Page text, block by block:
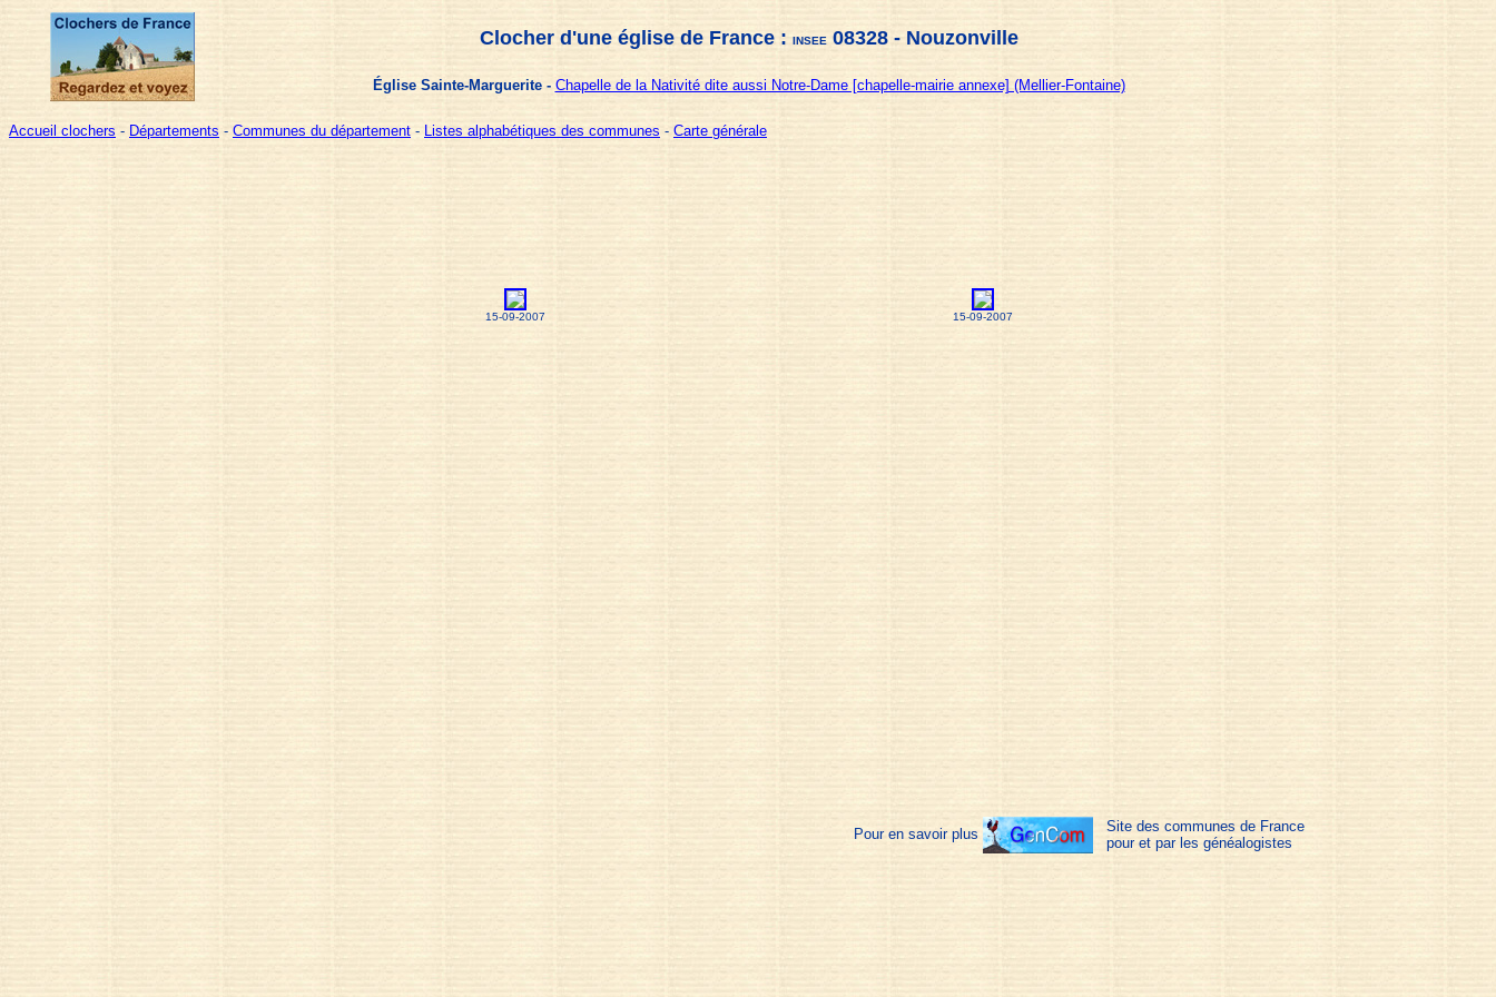
Clocher d'une église de France : INSEE08328 - Nouzonville
Église Sainte-Marguerite - Chapelle de la Nativité dite aussi Notre-Dame [chapelle-mairie annexe] (Mellier-Fontaine)
Accueil clochers - Départements - Communes du département - Listes alphabétiques des communes - Carte générale
15-09-2007 15-09-2007
Pour en savoir plus
Site des communes de France
pour et par les généalogistes